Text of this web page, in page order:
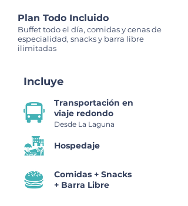
Plan Todo Incluido
Buffet todo el día, comidas y cenas de
especialidad, snacks y barra libre
ilimitada​s
Incluye
Transportación en
viaje redondo
Desde La Laguna
Hospedaje
Comidas + Snacks
+ Barra Libre